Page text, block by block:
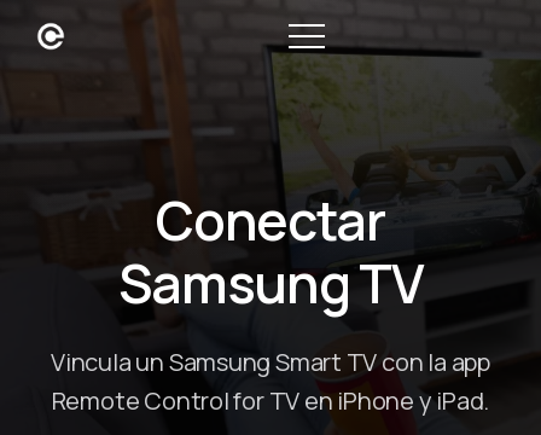
Conectar
Samsung TV
Vincula un Samsung Smart TV con la app
Remote Control for TV en iPhone y iPad.